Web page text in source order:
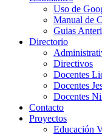
Uso de
Manual de
Guias
Directorio
Directivos
Docentes
Docentes
Docentes
Contacto
Proyectos
Educación